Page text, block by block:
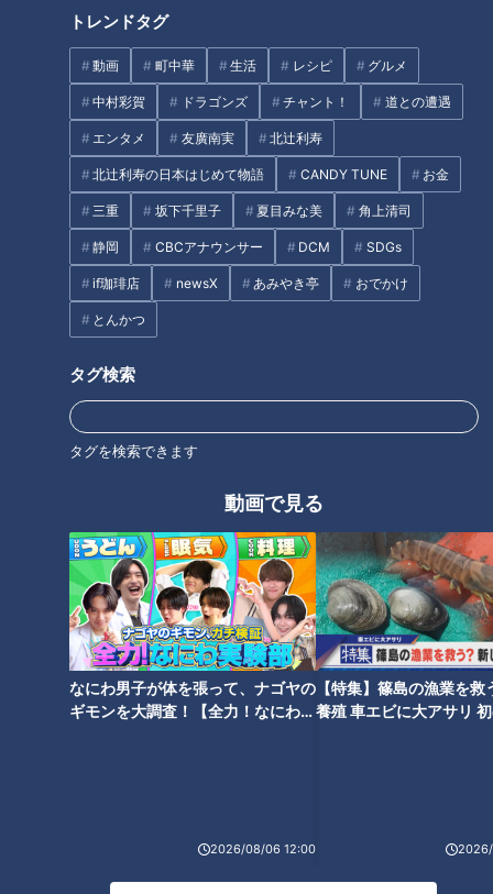
トレンドタグ
動画 町中華 生活 レシピ グルメ
中村彩賀 ドラゴンズ チャント！ 道との遭遇
エンタメ 友廣南実 北辻利寿
北辻利寿の日本はじめて物語 CANDY TUNE お金
三重 坂下千里子 夏目みな美 角上清司
静岡 CBCアナウンサー DCM SDGs
if珈琲店 newsX あみやき亭 おでかけ
とんかつ
タグ検索
タグを検索できます
動画で見る
なにわ男子が体を張って、ナゴヤの
ギモンを大調査！【全力！なにわ実
2026/08/06 12:00
【特集】篠島の漁業を救
養殖 車エビに大アサリ
距離を縮めるコツは“味噌”にあ
り？婚活のプロに聞くおうちデ
ートで距離が縮まる5つのポイ
履歴書にインスタのフォロワー
数を書く欄も！！美容業界を目
指すZ世代にパンサー向井が深
掘り！
「鶏の出汁がすごい」高知で鍋
焼きラーメンを堪能！グラビア
アイドル・三田悠貴の軽トラ四
国一周の旅
サウナも工芸手作り体験も“なま
はげ”尽くし！グラビアアイド
石丸幹二「すごい痩せました